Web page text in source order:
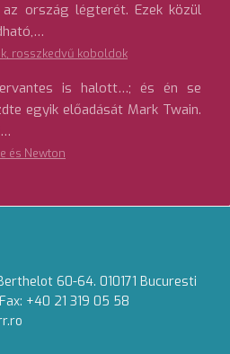
ország légterét. Ezek közül
rosszkedvű koboldok
is halott…; és én se
egyik előadását Mark Twain.
és Newton
60-64. 010171 Bucuresti
+40 21 319 05 58